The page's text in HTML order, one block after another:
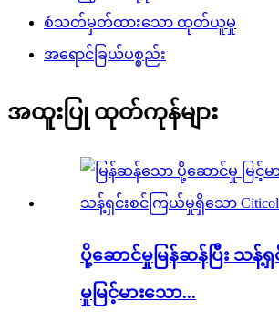
စံသတ်မှတ်ထားသော ထုတ်ယူမှု
အရောင်ခြယ်ပစ္စည်း
အထူးပြု ထုတ်ကုန်များ
ပို့ဆောင်မှုမြန်ဆန်ပြီး သန့်
မှုမြင့်မားသော...